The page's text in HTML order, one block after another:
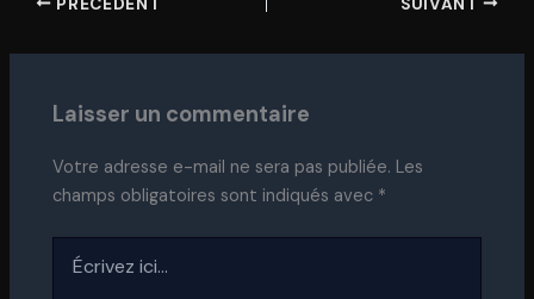
Laisser un commentaire
Votre adresse e-mail ne sera pas publiée. Les
champs obligatoires sont indiqués avec *
ici…